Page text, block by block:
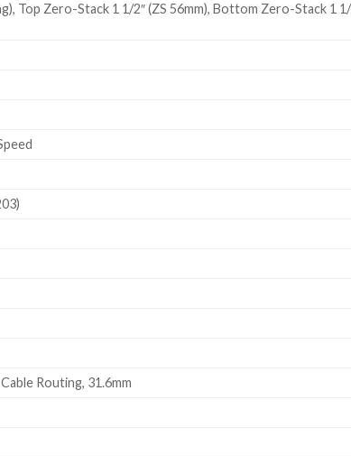
Top Zero-Stack 1 1/2″ (ZS 56mm), Bottom Zero-Stack 1
Routing, 31.6mm